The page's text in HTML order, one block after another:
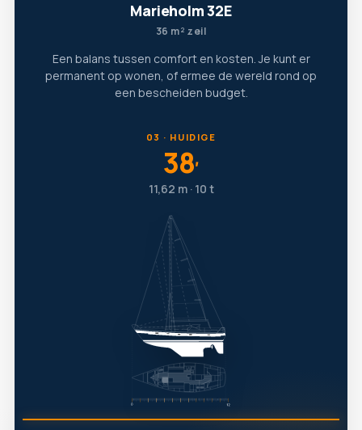
Marieholm 32E
36 m² zeil
Een balans tussen comfort en kosten. Je kunt er
permanent op wonen, of ermee de wereld rond op
een bescheiden budget.
03 · HUIDIGE
38′
11,62 m · 10 t